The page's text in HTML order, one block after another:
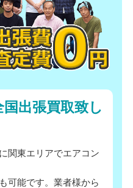
出張買取致し
関東エリアでエアコン
可能です。業者様から